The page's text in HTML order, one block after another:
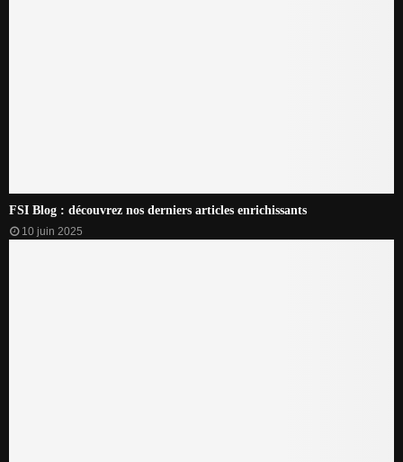
FSI Blog : découvrez nos derniers articles enrichissants
10 juin 2025